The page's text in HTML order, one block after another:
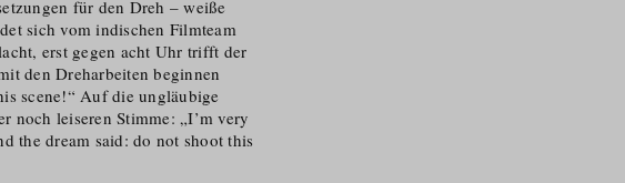
für den Dreh – weiße
sich vom indischen Filmteam
erst gegen acht Uhr trifft der
den Dreharbeiten beginnen
scene!“ Auf die ungläubige
noch leiseren Stimme: „I’m very
the dream said: do not shoot this